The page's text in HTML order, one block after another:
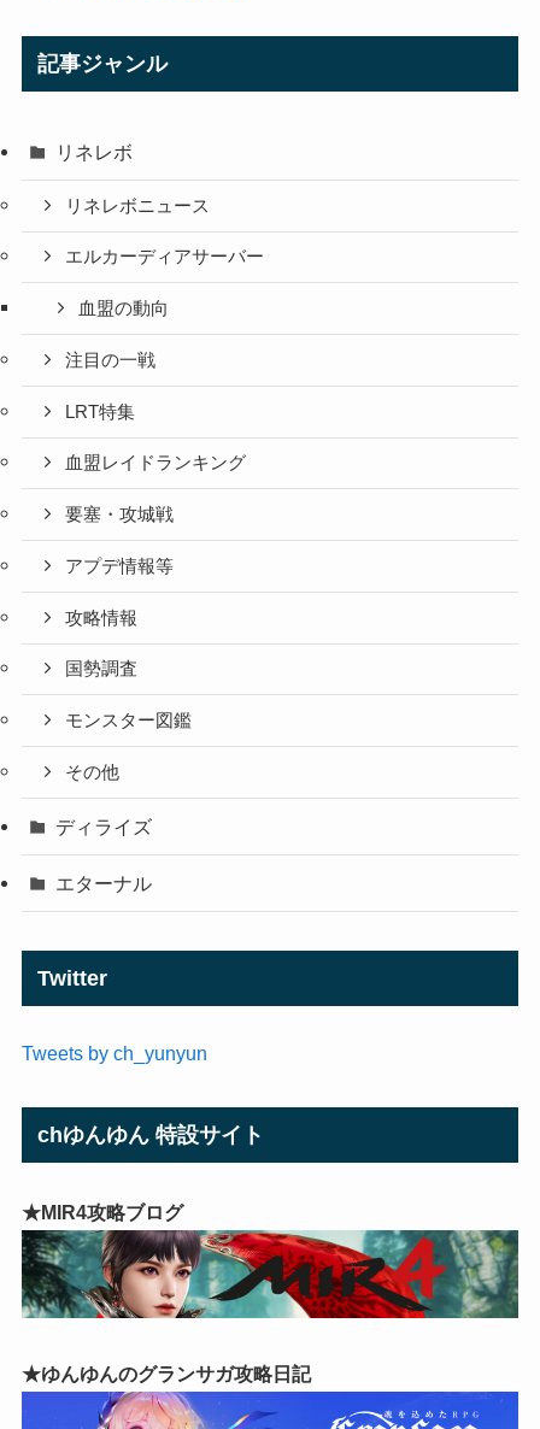
記事ジャンル
リネレボ
リネレボニュース
エルカーディアサーバー
血盟の動向
注目の一戦
LRT特集
血盟レイドランキング
要塞・攻城戦
アプデ情報等
攻略情報
国勢調査
モンスター図鑑
その他
ディライズ
エターナル
Twitter
Tweets by ch_yunyun
chゆんゆん 特設サイト
★MIR4攻略ブログ
★ゆんゆんのグランサガ攻略日記